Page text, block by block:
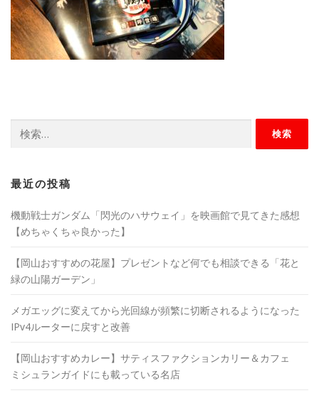
索:
最近の投稿
機動戦士ガンダム「閃光のハサウェイ」を映画館で見てきた感想
【めちゃくちゃ良かった】
【岡山おすすめの花屋】プレゼントなど何でも相談できる「花と
緑の山陽ガーデン」
メガエッグに変えてから光回線が頻繁に切断されるようになった
IPv4ルーターに戻すと改善
【岡山おすすめカレー】サティスファクションカリー＆カフェ
ミシュランガイドにも載っている名店